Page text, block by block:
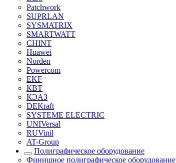
Patchwork
SUPRLAN
SYSMATRIX
SMARTWATT
CHINT
Huawei
Norden
Powercom
EKF
КВТ
КЭАЗ
DEKraft
SYSTEME ELECTRIC
UNIVersal
RUVinil
AT-Group
Полиграфическое оборудование
Финишное полиграфическое оборудование